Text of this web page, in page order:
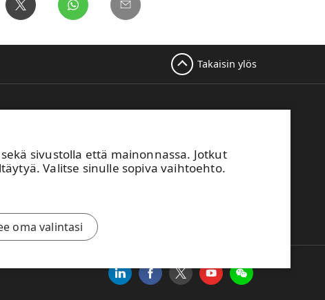
sivustolla että mainonnassa. Jotkut
Valitse sinulle sopiva vaihtoehto.
oma valintasi
Takaisin ylös
Sähköposti
info.kaukas@upm.com